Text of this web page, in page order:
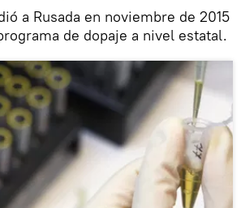
a Rusada en noviembre de 2015
de dopaje a nivel estatal.